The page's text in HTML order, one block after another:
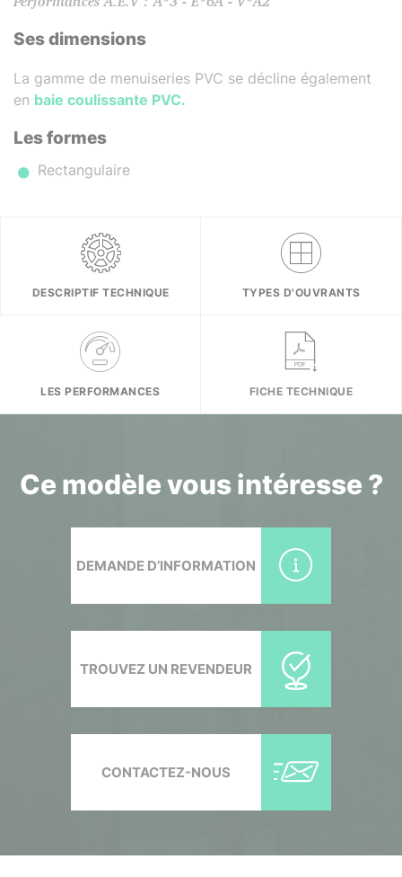
Ses dimensions
La gamme de menuiseries PVC se décline également
en baie coulissante PVC.
Les formes
Rectangulaire
DESCRIPTIF TECHNIQUE TYPES D'OUVRANTS
LES PERFORMANCES FICHE TECHNIQUE
Ce modèle vous intéresse ?
DEMANDE D’INFORMATION
TROUVEZ UN REVENDEUR
CONTACTEZ-NOUS